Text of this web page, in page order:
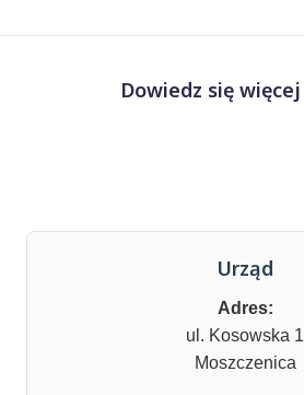
Dowiedz się więcej
Urząd
Adres:
ul. Kosowska 1
Moszczenica